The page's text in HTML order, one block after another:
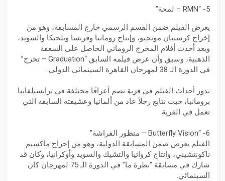
5- “RMN – لمحة”
يعرض الفيلم ضمن القسم الرسمي خارج المسابقة، وهو من
إخراج كرستيان مونجيو، وإنتاج رومانيا وفرنسا وبلجيكا والسويد،
ويعد أحدث أفلام المخرج الروماني الحاصل على السعفة
الذهبية، وسبق وأن عرض فيلمه السابق “Graduation – تخرج”
في الدورة الـ 38 لمهرجان القاهرة السينمائي الدولي.
تدور أحداث الفيلم في قرية تضم أعراقًا مختلفة في ترانسيلفانيا
برومانيا، حيث نتابع رجلاً عاد من ألمانيا وعشيقته السابقة التي
تعمل في القرية.
6- “Butterfly Vision – منظور الفراشة”
الفيلم يعرض ضمن المسابقة الدولية، وهو من إخراج ماكسيم
ناكونتشيني، وإنتاج كرواتيا والتشيك والسويد وأوكرانيا، وكان قد
شارك في مسابقة “نظرة ما” في الدورة الـ 75 لمهرجان كان
السينمائي.